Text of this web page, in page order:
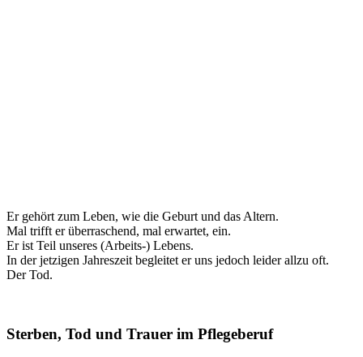
Er gehört zum Leben, wie die Geburt und das Altern.
Mal trifft er überraschend, mal erwartet, ein.
Er ist Teil unseres (Arbeits-) Lebens.
In der jetzigen Jahreszeit begleitet er uns jedoch leider allzu oft.
Der Tod.
Sterben, Tod und Trauer im Pflegeberuf